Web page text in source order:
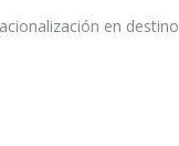
en destino